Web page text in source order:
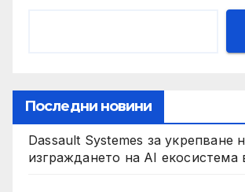
Последни новини
Dassault Systemes за укрепване
изграждането на AI екосистема